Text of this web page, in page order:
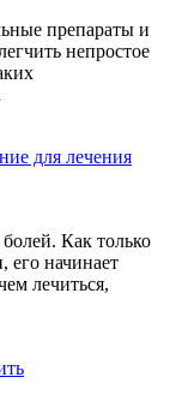
препараты и
непростое
для лечения
Как только
его начинает
лечиться,